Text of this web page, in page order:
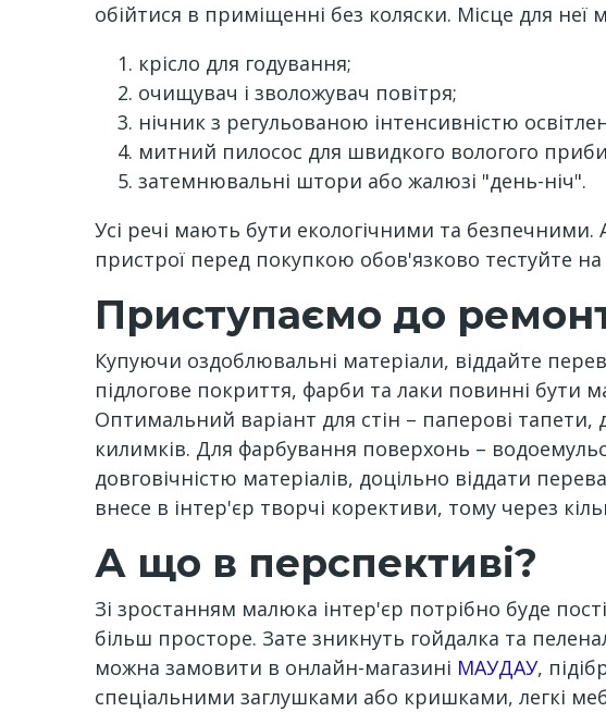
обійтися в приміщенні без коляски. Місце для
крісло для годування;
очищувач і зволожувач повітря;
нічник з регульованою інтенсивністю
митний пилосос для швидкого вологого
затемнювальні штори або жалюзі "день-ніч".
Усі речі мають бути екологічними та
пристрої перед покупкою обов'язково тестуйте
Приступаємо до
Купуючи оздоблювальні матеріали, віддайте
підлогове покриття, фарби та лаки повинні бути
Оптимальний варіант для стін – паперові
килимків. Для фарбування поверхонь –
довговічністю матеріалів, доцільно віддати
внесе в інтер'єр творчі корективи, тому через
А що в перспективі?
Зі зростанням малюка інтер'єр потрібно буде
більш просторе. Зате зникнуть гойдалка та
можна замовити в онлайн-магазині МАУДАУ,
спеціальними заглушками або кришками, легкі